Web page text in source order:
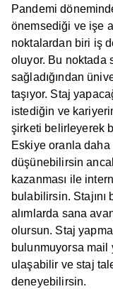
Pandemi
önemsediği ve işe
noktalardan biri iş
oluyor. Bu noktada
sağladığından
taşıyor. Staj
istediğin ve
şirketi belirleyerek
Eskiye oranla daha
düşünebilirsin
kazanması ile
bulabilirsin. Stajını
alımlarda sana
olursun. Staj
bulunmuyorsa
ulaşabilir ve staj
deneyebilirsin.